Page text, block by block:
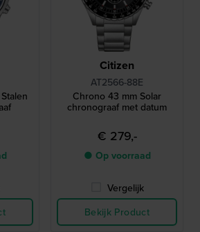
Citizen
AT2566-88E
Chrono 43 mm Solar
chronograaf met datum
€ 279,-
● Op voorraad
Vergelijk
Bekijk Product